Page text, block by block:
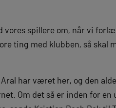
vores spillere om, når vi
ting med klubben, så skal
har været her, og den
Om det så er inden for